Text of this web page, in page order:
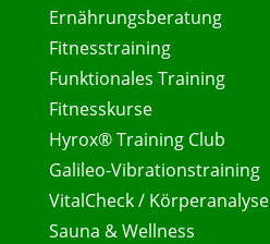
Ernährungsberatung
Fitnesstraining
Funktionales Training
Fitnesskurse
Hyrox® Training Club
Galileo-Vibrationstraining
VitalCheck / Körperanalyse
Sauna & Wellness